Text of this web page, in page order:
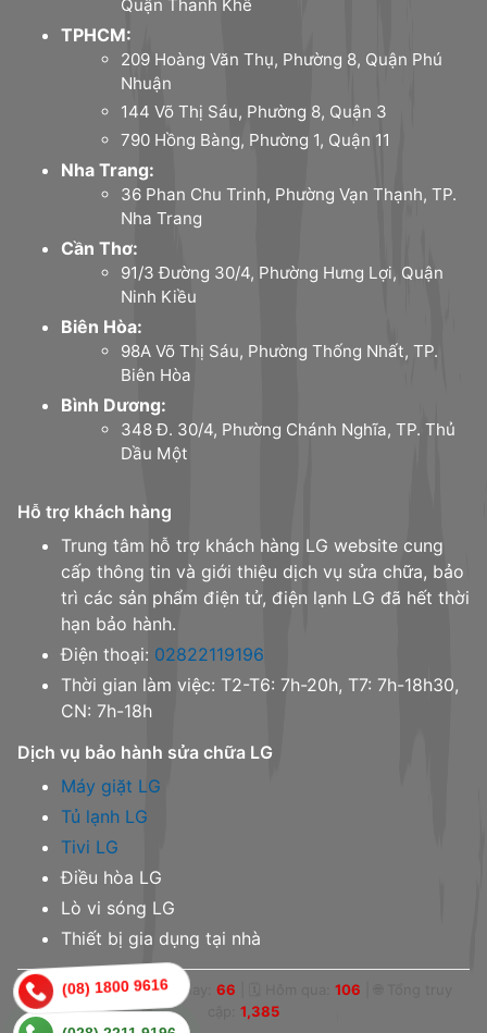
Quận Thanh Khê
TPHCM:
209 Hoàng Văn Thụ, Phường 8, Quận Phú
Nhuận
144 Võ Thị Sáu, Phường 8, Quận 3
790 Hồng Bàng, Phường 1, Quận 11
Nha Trang:
36 Phan Chu Trinh, Phường Vạn Thạnh, TP.
Nha Trang
Cần Thơ:
91/3 Đường 30/4, Phường Hưng Lợi, Quận
Ninh Kiều
Biên Hòa:
98A Võ Thị Sáu, Phường Thống Nhất, TP.
Biên Hòa
Bình Dương:
348 Đ. 30/4, Phường Chánh Nghĩa, TP. Thủ
Dầu Một
Hỗ trợ khách hàng
Trung tâm hỗ trợ khách hàng LG website cung
cấp thông tin và giới thiệu dịch vụ sửa chữa, bảo
trì các sản phẩm điện tử, điện lạnh LG đã hết thời
hạn bảo hành.
Điện thoại: 02822119196
Thời gian làm việc: T2-T6: 7h-20h, T7: 7h-18h30,
CN: 7h-18h
Dịch vụ bảo hành sửa chữa LG
Máy giặt LG
Tủ lạnh LG
Tivi LG
Điều hòa LG
Lò vi sóng LG
Thiết bị gia dụng tại nhà
👁 Online:0|📅 Hôm nay: 66 106
1,385
(08) 1800 9616